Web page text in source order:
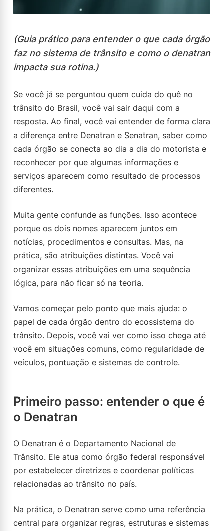
(Guia prático para entender o que cada órgão
faz no sistema de trânsito e como o denatran
impacta sua rotina.)
Se você já se perguntou quem cuida do quê no
trânsito do Brasil, você vai sair daqui com a
resposta. Ao final, você vai entender de forma clara
a diferença entre Denatran e Senatran, saber como
cada órgão se conecta ao dia a dia do motorista e
reconhecer por que algumas informações e
serviços aparecem como resultado de processos
diferentes.
Muita gente confunde as funções. Isso acontece
porque os dois nomes aparecem juntos em
notícias, procedimentos e consultas. Mas, na
prática, são atribuições distintas. Você vai
organizar essas atribuições em uma sequência
lógica, para não ficar só na teoria.
Vamos começar pelo ponto que mais ajuda: o
papel de cada órgão dentro do ecossistema do
trânsito. Depois, você vai ver como isso chega até
você em situações comuns, como regularidade de
veículos, pontuação e sistemas de controle.
Primeiro passo: entender o que é
o Denatran
O Denatran é o Departamento Nacional de
Trânsito. Ele atua como órgão federal responsável
por estabelecer diretrizes e coordenar políticas
relacionadas ao trânsito no país.
Na prática, o Denatran serve como uma referência
central para organizar regras, estruturas e sistemas